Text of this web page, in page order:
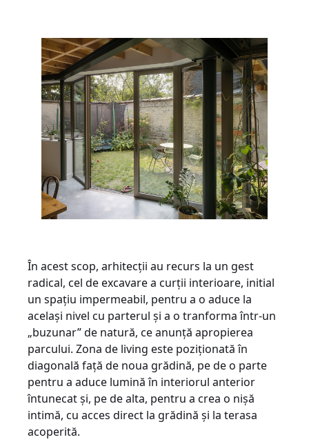
În acest scop, arhitecții au recurs la un gest
radical, cel de excavare a curții interioare, initial
un spațiu impermeabil, pentru a o aduce la
același nivel cu parterul și a o tranforma într-un
„buzunar” de natură, ce anunță apropierea
parcului. Zona de living este poziționată în
diagonală față de noua grădină, pe de o parte
pentru a aduce lumină în interiorul anterior
întunecat și, pe de alta, pentru a crea o nișă
intimă, cu acces direct la grădină și la terasa
acoperită.